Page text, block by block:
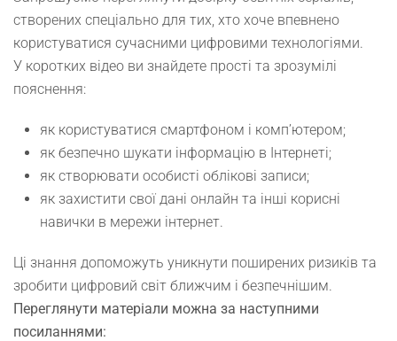
створених спеціально для тих, хто хоче впевнено
користуватися сучасними цифровими технологіями.
У коротких відео ви знайдете прості та зрозумілі
пояснення:
як користуватися смартфоном і комп’ютером;
як безпечно шукати інформацію в Інтернеті;
як створювати особисті облікові записи;
як захистити свої дані онлайн та інші корисні
навички в мережи інтернет.
Ці знання допоможуть уникнути поширених ризиків та
зробити цифровий світ ближчим і безпечнішим.
Переглянути матеріали можна за наступними
посиланнями: